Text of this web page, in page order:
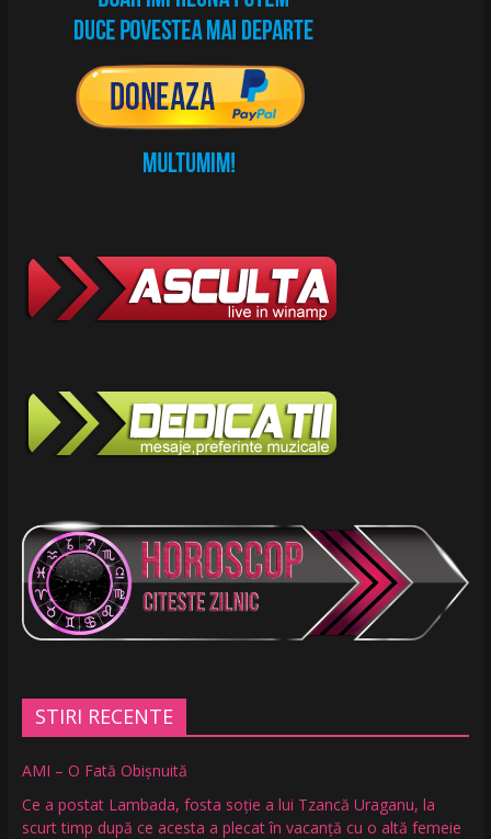
STIRI RECENTE
AMI – O Fată Obişnuită
Ce a postat Lambada, fosta soție a lui Tzancă Uraganu, la
scurt timp după ce acesta a plecat în vacanță cu o altă femeie